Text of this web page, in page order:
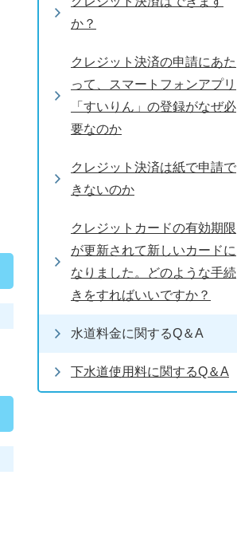
か？
クレジット決済の申請にあた
って、スマートフォンアプリ
「すいりん」の登録がなぜ必
要なのか
クレジット決済は紙で申請で
きないのか
クレジットカードの有効期限
が更新されて新しいカードに
なりました。どのような手続
きをすればいいですか？
水道料金に関するQ＆A
下水道使用料に関するQ＆A